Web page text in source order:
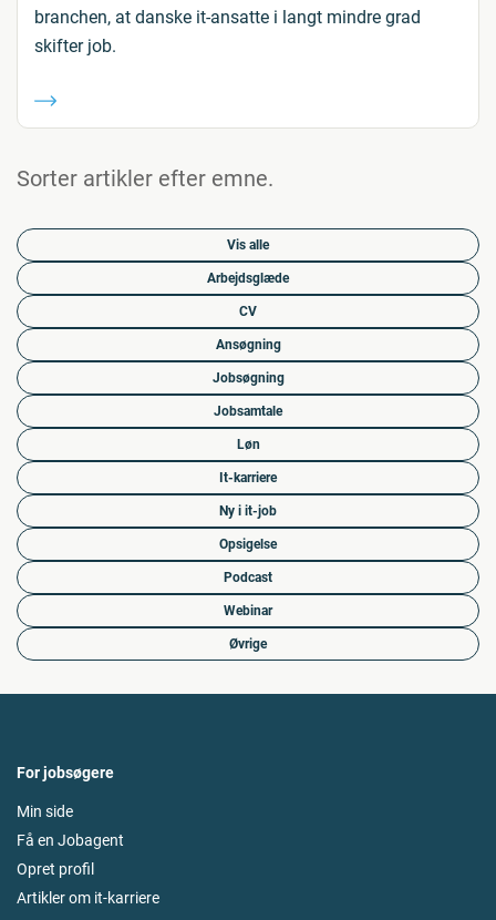
branchen, at danske it-ansatte i langt mindre grad
skifter job.
Sorter artikler efter emne.
Vis alle
Arbejdsglæde
CV
Ansøgning
Jobsøgning
Jobsamtale
Løn
It-karriere
Ny i it-job
Opsigelse
Podcast
Webinar
Øvrige
For jobsøgere
Min side
Få en Jobagent
Opret profil
Artikler om it-karriere